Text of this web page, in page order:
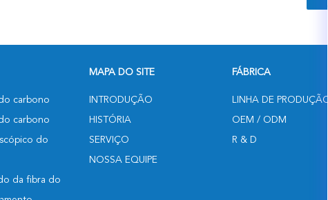
carbono
carbono
do
da fibra do
MAPA DO SITE
INTRODUÇÃO
HISTÓRIA
SERVIÇO
NOSSA EQUIPE
FÁBRICA
LINHA DE PRODUÇÃO
OEM / ODM
R & D